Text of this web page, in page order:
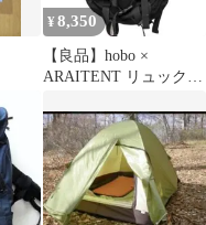
¥ 8,350
【良品】hobo ×
ARAITENT リュック